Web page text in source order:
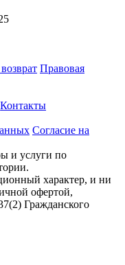
Правовая
Контакты
Согласие на
и услуги по
характер, и ни
офертой,
Гражданского